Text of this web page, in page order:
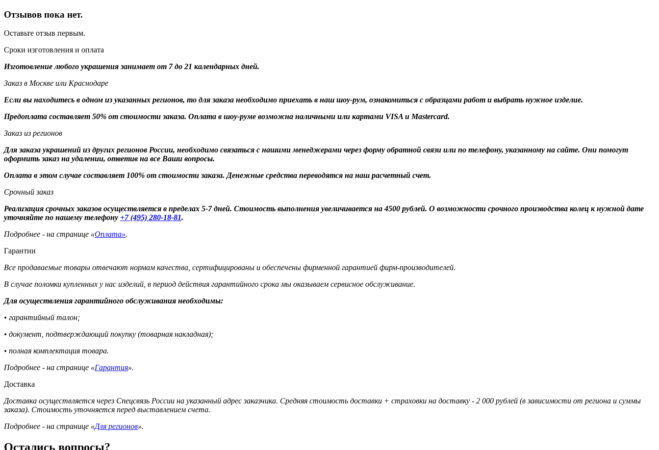
Отзывов пока нет.
Оставьте отзыв первым.
Сроки изготовления и оплата
Изготовление любого украшения занимает от 7 до 21 календарных дней.
Заказ в Москве или Краснодаре
Если вы находитесь в одном из указанных регионов, то для заказа необходимо приехать в наш шоу-рум, ознакомиться с образцами работ и выбрать нужное изделие.
Предоплата составляет 50% от стоимости заказа. Оплата в шоу-руме возможна наличными или картами VISA и Mastercard.
Заказ из регионов
Для заказа украшений из других регионов России, необходимо связаться с нашими менеджерами через форму обратной связи или по телефону, указанному на сайте. Они помогут
оформить заказ на удалении, ответив на все Ваши вопросы.
Оплата в этом случае составляет 100% от стоимости заказа. Денежные средства переводятся на наш расчетный счет.
Срочный заказ
Реализация срочных заказов осуществляется в пределах 5-7 дней. Стоимость выполнения увеличивается на 4500 рублей. О возможности срочного производства колец к нужной дате
уточняйте по нашему телефону +7 (495) 280-18-81.
Подробнее - на странице «Оплата».
Гарантии
Все продаваемые товары отвечают нормам качества, сертифицированы и обеспечены фирменной гарантией фирм-производителей.
В случае поломки купленных у нас изделий, в период действия гарантийного срока мы оказываем сервисное обслуживание.
Для осуществления гарантийного обслуживания необходимы:
• гарантийный талон;
• документ, подтверждающий покупку (товарная накладная);
• полная комплектация товара.
Подробнее - на странице «Гарантия».
Доставка
Доставка осуществляется через Спецсвязь России на указанный адрес заказчика. Средняя стоимость доставки + страховки на доставку - 2 000 рублей (в зависимости от региона и суммы
заказа). Стоимость уточняется перед выставлением счета.
Подробнее - на странице «Для регионов».
Остались вопросы?